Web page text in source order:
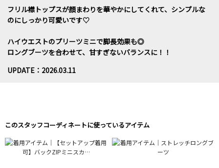
フリル襟トップスが顔まわりを華やかにしてくれて、シンプルな
のにしっかり可愛いです♡
ハイウエストのプリーツミニで脚長効果も◎
ロングブーツを合わせて、甘すぎないバランスに！！
UPDATE：2026.03.11
このスタッフコーディネートに使っているアイテム